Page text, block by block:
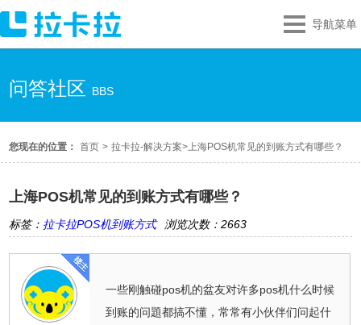
导航菜单
问答社区 BBS
您现在的位置： 首页 > 拉卡拉-解决方案>上海POS机常见的到账方式有哪些？
上海POS机常见的到账方式有哪些？
标签： 拉卡拉POS机到账方式 浏览次数：2663
一些刚触碰pos机的盆友对许多pos机什么时候
到账的问題都搞不懂，常常有小伙伴们问起什